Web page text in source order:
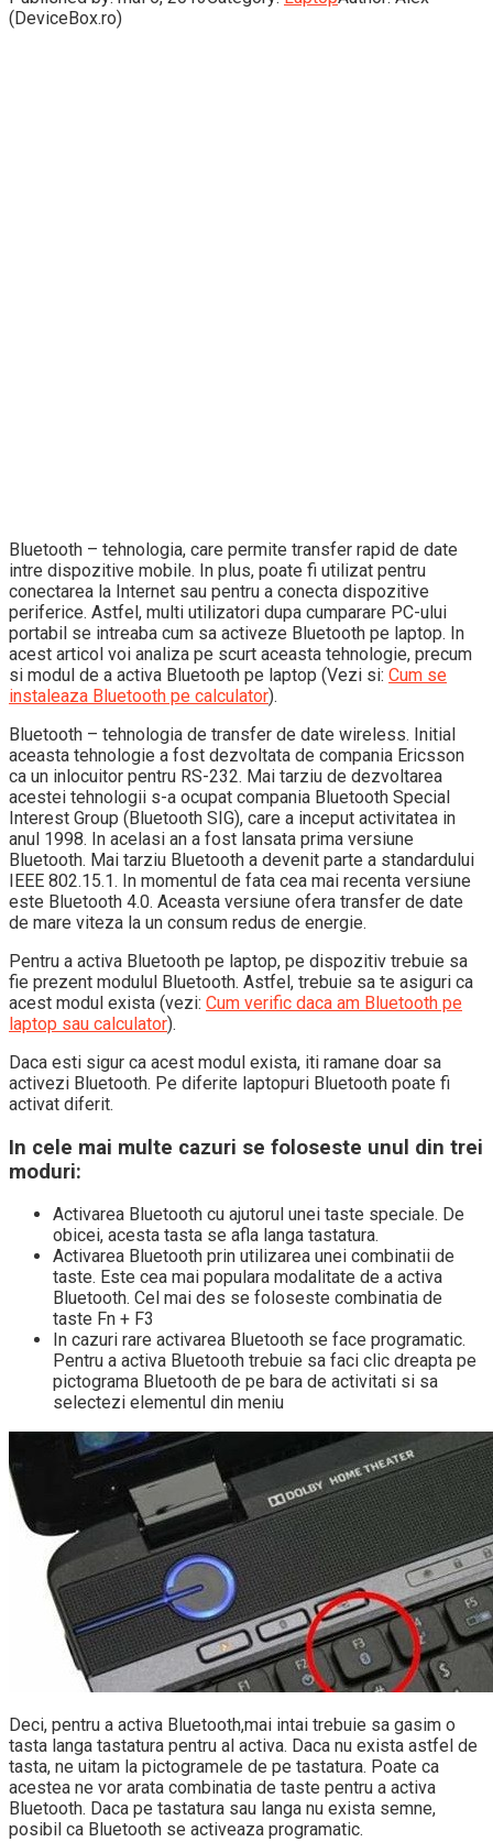
(DeviceBox.ro)
Bluetooth – tehnologia, care permite transfer rapid de date
intre dispozitive mobile. In plus, poate fi utilizat pentru
conectarea la Internet sau pentru a conecta dispozitive
periferice. Astfel, multi utilizatori dupa cumparare PC-ului
portabil se intreaba cum sa activeze Bluetooth pe laptop. In
acest articol voi analiza pe scurt aceasta tehnologie, precum
si modul de a activa Bluetooth pe laptop (Vezi si: Cum se
instaleaza Bluetooth pe calculator).
Bluetooth – tehnologia de transfer de date wireless. Initial
aceasta tehnologie a fost dezvoltata de compania Ericsson
ca un inlocuitor pentru RS-232. Mai tarziu de dezvoltarea
acestei tehnologii s-a ocupat compania Bluetooth Special
Interest Group (Bluetooth SIG), care a inceput activitatea in
anul 1998. In acelasi an a fost lansata prima versiune
Bluetooth. Mai tarziu Bluetooth a devenit parte a standardului
IEEE 802.15.1. In momentul de fata cea mai recenta versiune
este Bluetooth 4.0. Aceasta versiune ofera transfer de date
de mare viteza la un consum redus de energie.
Pentru a activa Bluetooth pe laptop, pe dispozitiv trebuie sa
fie prezent modulul Bluetooth. Astfel, trebuie sa te asiguri ca
acest modul exista (vezi: Cum verific daca am Bluetooth pe
laptop sau calculator).
Daca esti sigur ca acest modul exista, iti ramane doar sa
activezi Bluetooth. Pe diferite laptopuri Bluetooth poate fi
activat diferit.
In cele mai multe cazuri se foloseste unul din trei
moduri:
Activarea Bluetooth cu ajutorul unei taste speciale. De
obicei, acesta tasta se afla langa tastatura.
Activarea Bluetooth prin utilizarea unei combinatii de
taste. Este cea mai populara modalitate de a activa
Bluetooth. Cel mai des se foloseste combinatia de
taste Fn + F3
In cazuri rare activarea Bluetooth se face programatic.
Pentru a activa Bluetooth trebuie sa faci clic dreapta pe
pictograma Bluetooth de pe bara de activitati si sa
selectezi elementul din meniu
Deci, pentru a activa Bluetooth,mai intai trebuie sa gasim o
tasta langa tastatura pentru al activa. Daca nu exista astfel de
tasta, ne uitam la pictogramele de pe tastatura. Poate ca
acestea ne vor arata combinatia de taste pentru a activa
Bluetooth. Daca pe tastatura sau langa nu exista semne,
posibil ca Bluetooth se activeaza programatic.